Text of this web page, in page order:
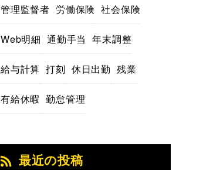
管理監督者 労働保険 社会保険
Web明細 通勤手当 年末調整
給与計算 打刻 休日出勤 残業
有給休暇 勤怠管理
最近の投稿